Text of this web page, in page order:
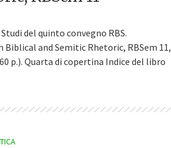
del quinto convegno RBS.
and Semitic Rhetoric, RBSem 11,
p.). Quarta di copertina Indice del libro